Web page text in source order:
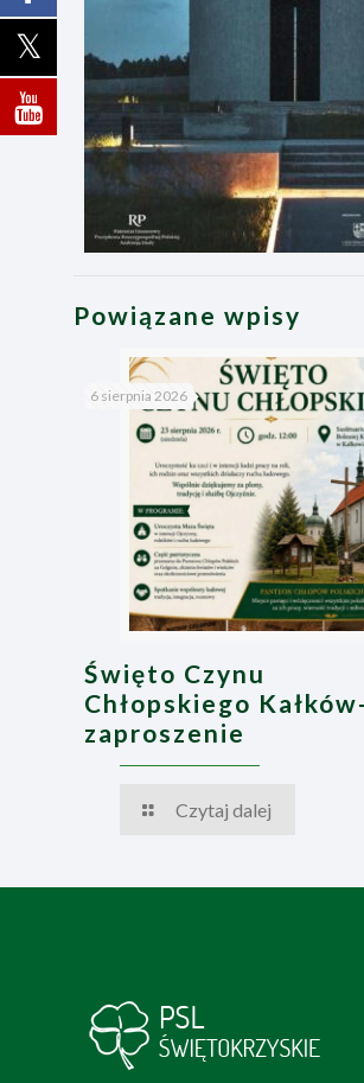
Powiązane wpisy
6 sierpnia 2026
Święto Czynu
Chłopskiego Kałków-
zaproszenie
Czytaj dalej